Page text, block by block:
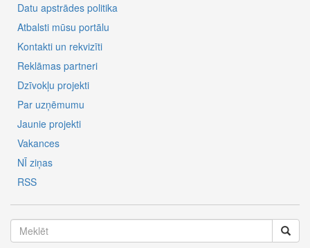
Datu apstrādes politika
Atbalsti mūsu portālu
Kontakti un rekvizīti
Reklāmas partneri
Dzīvokļu projekti
Par uzņēmumu
Jaunie projekti
Vakances
NĪ ziņas
RSS